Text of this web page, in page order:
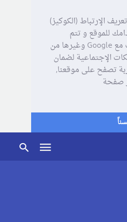
الإرتباط (الكوكيز)
للموقع و تتم
مشاركة بعض المعلومات مع Google وغيرها من
الإجتماعية لضمان
تصفح على موقعنا,
صفحة